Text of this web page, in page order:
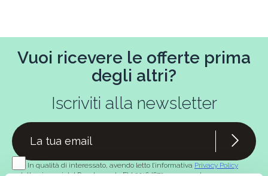
Vuoi ricevere le offerte prima
degli altri?
Iscriviti alla newsletter
In qualità di interessato, avendo letto l’informativa Privacy Policy